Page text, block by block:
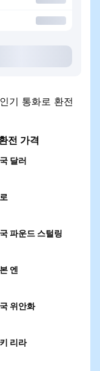
통화로 환전
전 가격
달러
파운드 스털링
엔
위안화
리라